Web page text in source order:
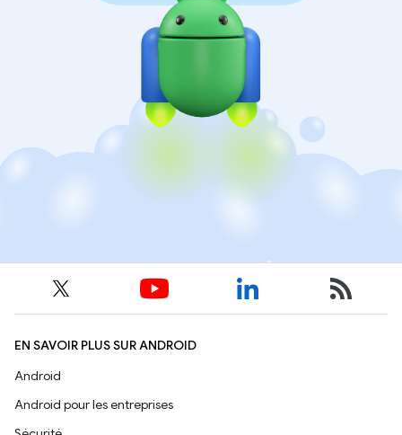
EN SAVOIR PLUS SUR ANDROID
Android
Android pour les entreprises